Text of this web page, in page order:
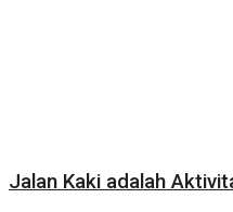
Jalan Kaki adalah